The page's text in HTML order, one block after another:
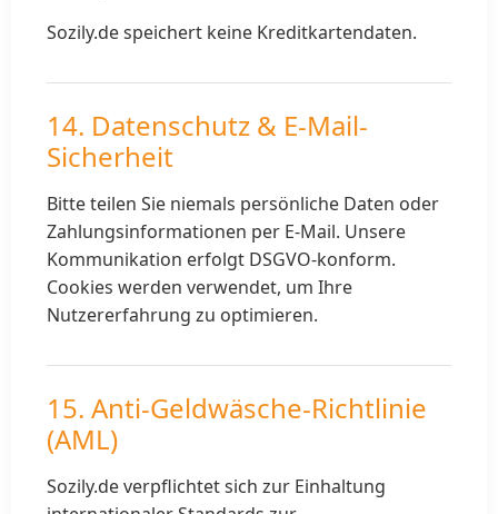
Sozily.de speichert keine Kreditkartendaten.
14. Datenschutz & E-Mail-
Sicherheit
Bitte teilen Sie niemals persönliche Daten oder
Zahlungsinformationen per E-Mail. Unsere
Kommunikation erfolgt DSGVO-konform.
Cookies werden verwendet, um Ihre
Nutzererfahrung zu optimieren.
15. Anti-Geldwäsche-Richtlinie
(AML)
Sozily.de verpflichtet sich zur Einhaltung